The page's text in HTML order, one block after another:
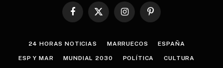
Facebook
X
InstagramPinterest
24 HORAS NOTICIAS MARRUECOS ESPAÑA
ESP Y MAR MUNDIAL 2030 POLÍTICA CULTURA